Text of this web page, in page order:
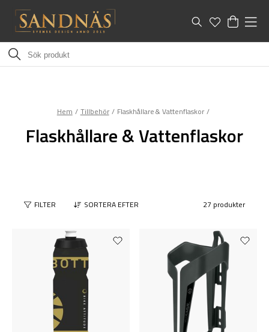
Hem Tillbehör Flaskhållare & Vattenflaskor
Flaskhållare & Vattenflaskor
FILTER SORTERA EFTER 27 produkter